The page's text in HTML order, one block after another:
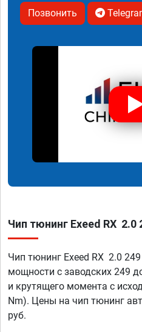
Позвонить
Чип тюнинг Exeed RX
Чип тюнинг Exeed RX 2.0
мощности с заводских 249
и крутящего момента с
Nm). Цены на чип тюнинг
руб.